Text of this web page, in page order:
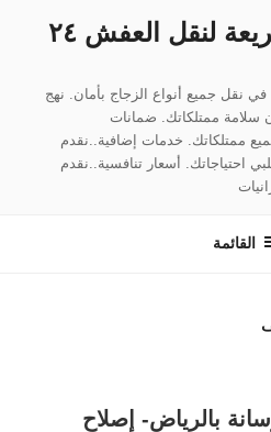
شركة الانجاز السريعة لنقل العفش ٢٤
نقل جميع أنواع الزجاج بأمان. نهج
سلامة ممتلكاتك. ضمانات
ممتلكاتك. خدمات إضافية..نقدم
احتياجاتك. أسعار تنافسية..نقدم
القائمة
بالرياض- إصلاح